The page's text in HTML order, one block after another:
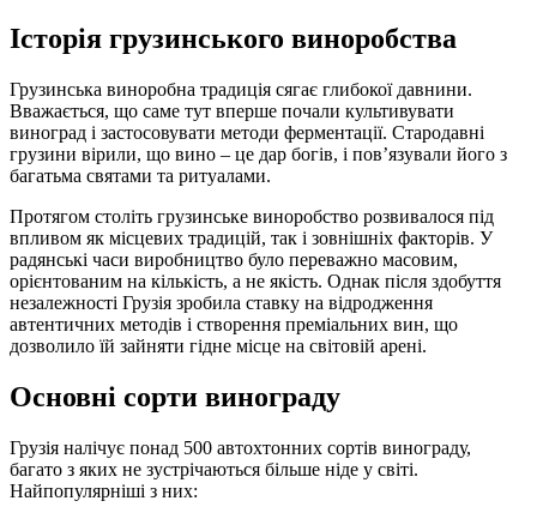
Історія грузинського виноробства
Грузинська виноробна традиція сягає глибокої давнини.
Вважається, що саме тут вперше почали культивувати
виноград і застосовувати методи ферментації. Стародавні
грузини вірили, що вино – це дар богів, і пов’язували його з
багатьма святами та ритуалами.
Протягом століть грузинське виноробство розвивалося під
впливом як місцевих традицій, так і зовнішніх факторів. У
радянські часи виробництво було переважно масовим,
орієнтованим на кількість, а не якість. Однак після здобуття
незалежності Грузія зробила ставку на відродження
автентичних методів і створення преміальних вин, що
дозволило їй зайняти гідне місце на світовій арені.
Основні сорти винограду
Грузія налічує понад 500 автохтонних сортів винограду,
багато з яких не зустрічаються більше ніде у світі.
Найпопулярніші з них: